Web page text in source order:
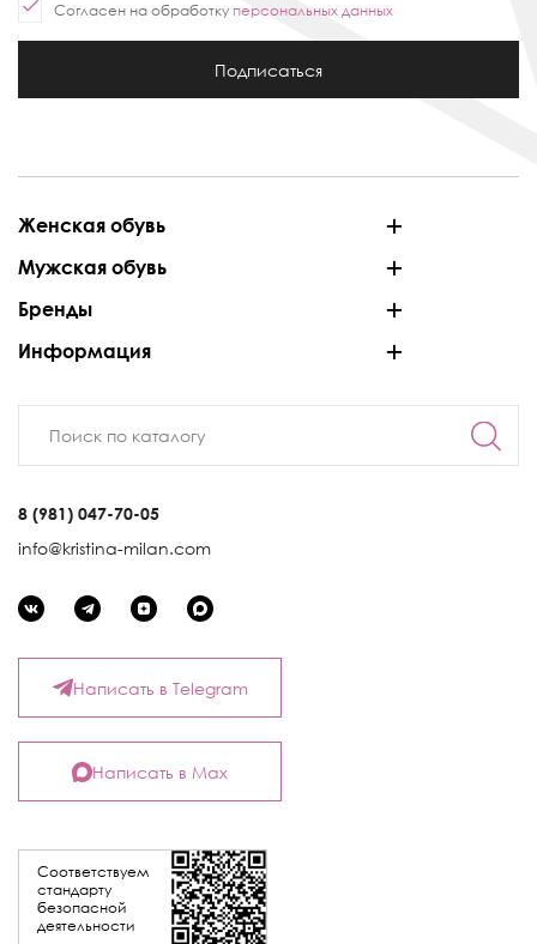
Согласен на обработку персональных данных
Подписаться
Женская обувь
Мужская обувь
Бренды
Информация
8 (981) 047-70-05
info@kristina-milan.com
Соответствуем
стандарту
безопасной
деятельности
Написать в Telegram
Написать в Max